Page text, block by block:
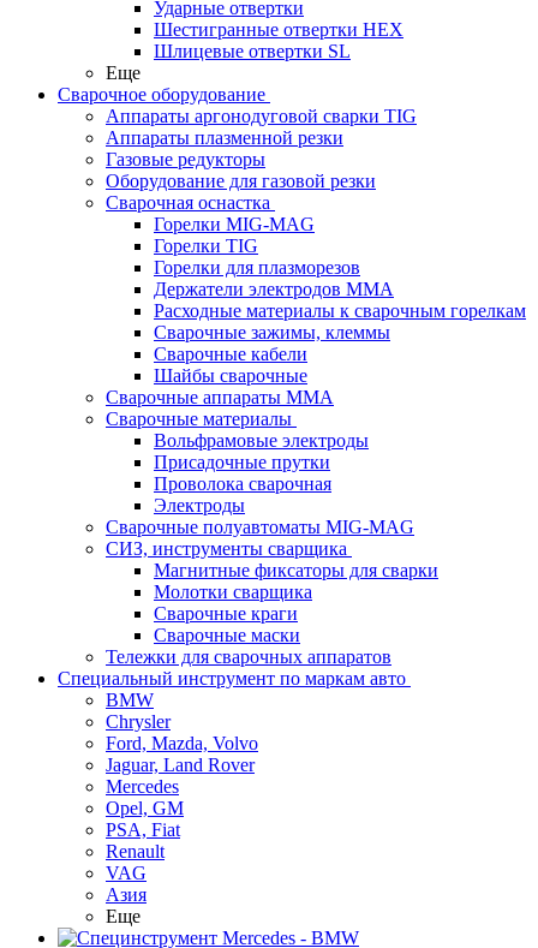
Ударные отвертки
Шестигранные отвертки HEX
Шлицевые отвертки SL
Еще
Сварочное оборудование
Аппараты аргонодуговой сварки TIG
Аппараты плазменной резки
Газовые редукторы
Оборудование для газовой резки
Сварочная оснастка
Горелки MIG-MAG
Горелки TIG
Горелки для плазморезов
Держатели электродов ММА
Расходные материалы к сварочным горелкам
Сварочные зажимы, клеммы
Сварочные кабели
Шайбы сварочные
Сварочные аппараты MMA
Сварочные материалы
Вольфрамовые электроды
Присадочные прутки
Проволока сварочная
Электроды
Сварочные полуавтоматы MIG-MAG
СИЗ, инструменты сварщика
Магнитные фиксаторы для сварки
Молотки сварщика
Сварочные краги
Сварочные маски
Тележки для сварочных аппаратов
Специальный инструмент по маркам авто
BMW
Chrysler
Ford, Mazda, Volvo
Jaguar, Land Rover
Mercedes
Opel, GM
PSA, Fiat
Renault
VAG
Азия
Еще